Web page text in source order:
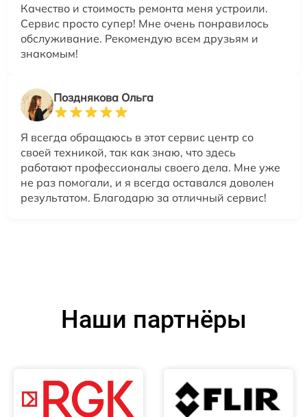
Качество и стоимость ремонта меня устроили.
Сервис просто супер! Мне очень понравилось
обслуживание. Рекомендую всем друзьям и
знакомым!
Позднякова Ольга
Я всегда обращаюсь в этот сервис центр со
своей техникой, так как знаю, что здесь
работают профессионалы своего дела. Мне уже
не раз помогали, и я всегда оставался доволен
результатом. Благодарю за отличный сервис!
Наши партнёры